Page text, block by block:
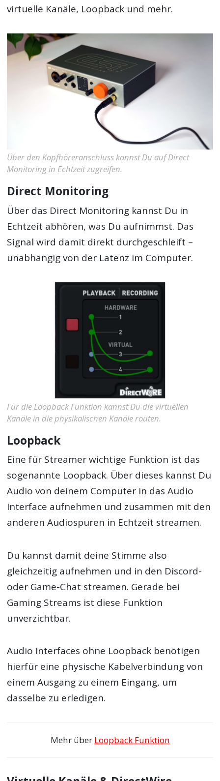
virtuelle Kanäle, Loopback und mehr.
Über den Kopfhöreranschluss kannst Du auf Direct
Monitoring in Echtzeit zugreifen.
Direct Monitoring
Über das Direct Monitoring kannst Du in
Echtzeit abhören, was Du aufnimmst. Das
Signal wird damit direkt durchgeschleift –
unabhängig von der Latenz im Computer.
Für die Loopback Funktion kannst Du die virtuellen
Kanäle in die physikalischen Kanäle routen.
Loopback
Eine für Streamer wichtige Funktion ist das
sogenannte Loopback. Über dieses kannst Du
Audio von deinem Computer in das Audio
Interface aufnehmen und zusammen mit den
anderen Audiospuren in Echtzeit streamen.
Du kannst damit deine Stimme also
gleichzeitig aufnehmen und in den Discord-
oder Game-Chat streamen. Gerade bei
Gaming Streams ist diese Funktion
unverzichtbar.
Audio Interfaces ohne Loopback benötigen
hierfür eine physische Kabelverbindung von
einem Ausgang zu einem Eingang, um
dasselbe zu erledigen.
Mehr über Loopback Funktion